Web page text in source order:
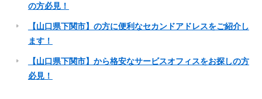
の方必見！
【山口県下関市】の方に便利なセカンドアドレスをご紹介し
ます！
【山口県下関市】から格安なサービスオフィスをお探しの方
必見！